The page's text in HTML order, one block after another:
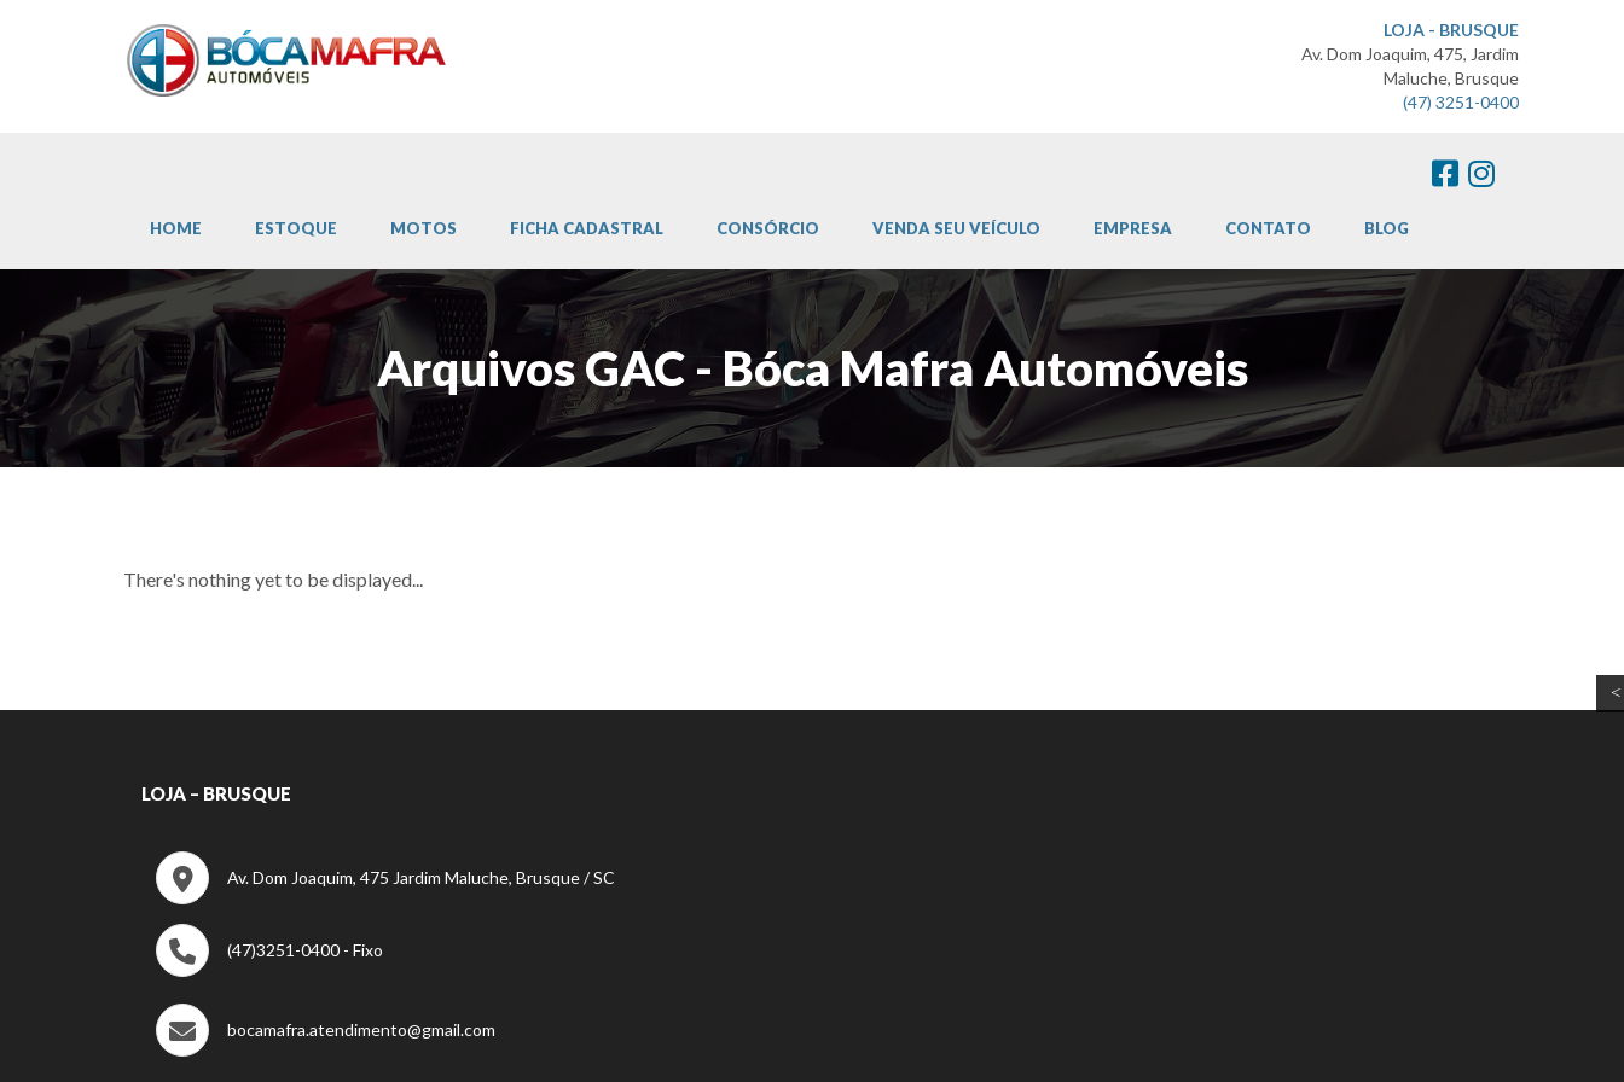
LOJA - BRUSQUE
Av. Dom Joaquim, 475, Jardim
Maluche, Brusque
(47) 3251-0400
HOME ESTOQUE MOTOS FICHA CADASTRAL CONSÓRCIO VENDA SEU VEÍCULO EMPRESA CONTATO BLOG
Arquivos GAC - Bóca Mafra Automóveis
There's nothing yet to be displayed...
LOJA – BRUSQUE
Av. Dom Joaquim, 475 Jardim Maluche, Brusque / SC
(47)3251-0400 - Fixo
bocamafra.atendimento@gmail.com